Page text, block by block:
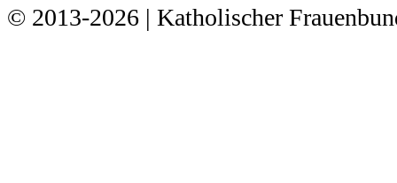
© 2013-2026 | Katholischer